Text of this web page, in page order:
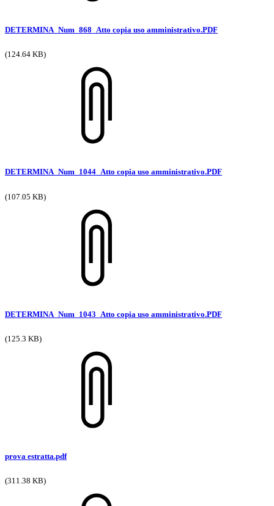
DETERMINA_Num_868_Atto copia uso amministrativo.PDF
(124.64 KB)
DETERMINA_Num_1044_Atto copia uso amministrativo.PDF
(107.05 KB)
DETERMINA_Num_1043_Atto copia uso amministrativo.PDF
(125.3 KB)
prova estratta.pdf
(311.38 KB)